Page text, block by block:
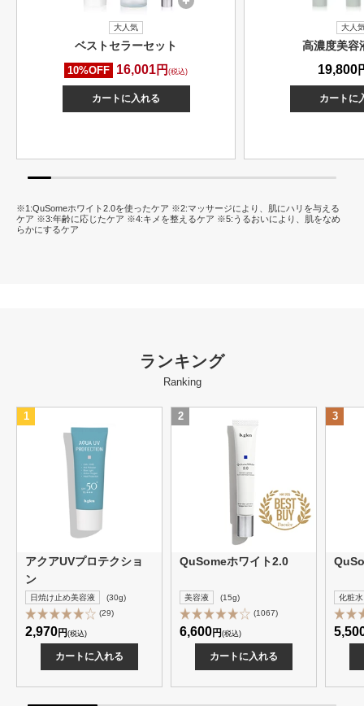
大人気
ベストセラーセット
10%OFF 16,001円 (税込)
カートに入れる
大人
高濃度美容
19,800
カートに
※1:QuSomeホワイト2.0を使ったケア ※2:マッサージにより、肌にハリを与える
ケア ※3:年齢に応じたケア ※4:キメを整えるケア ※5:うるおいにより、肌をなめ
らかにするケア
ランキング
Ranking
1
アクアUVプロテクショ
ン
日焼け止め美容液
(30g)
(29)
2,970円(税込)
カートに入れる
2
QuSomeホワイト2.0
美容液
(15g)
(1067)
6,600円(税込)
カートに入れる
3
化粧水